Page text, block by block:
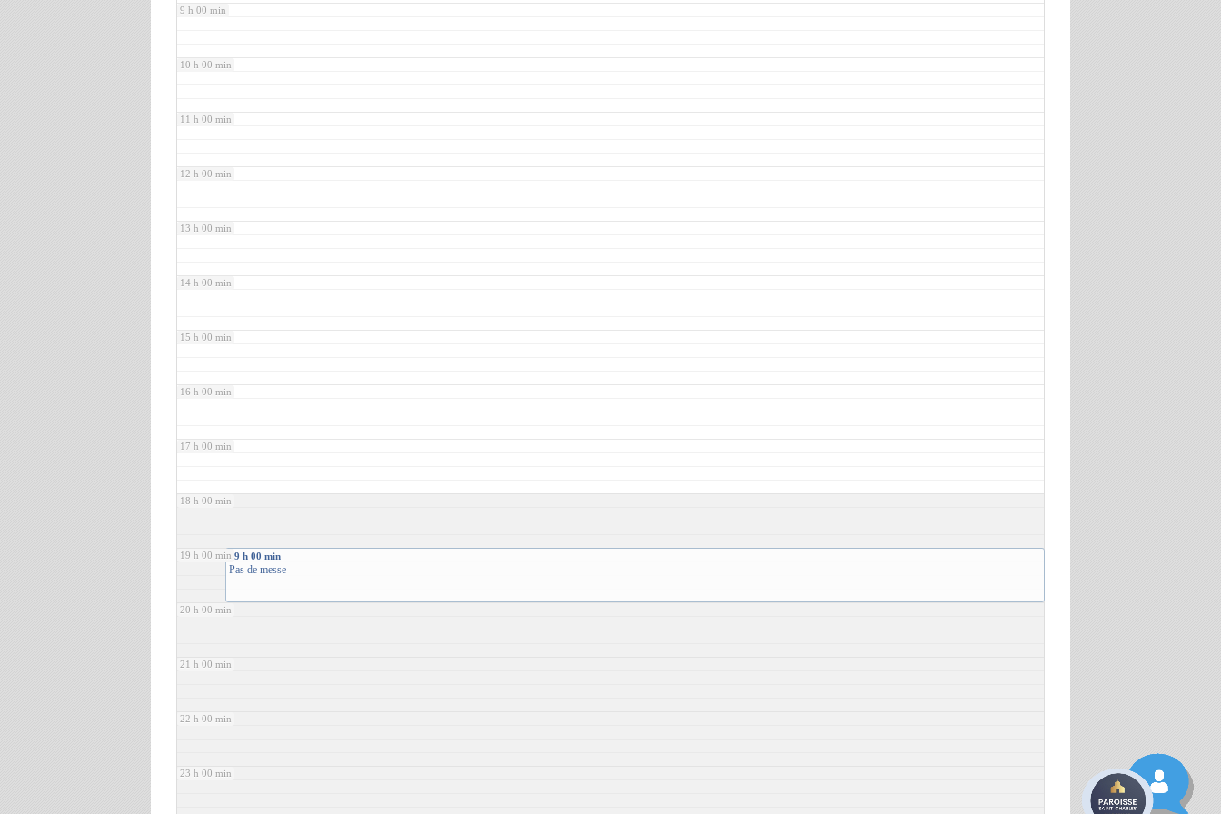
9 h 00 min
10 h 00 min
11 h 00 min
12 h 00 min
13 h 00 min
14 h 00 min
15 h 00 min
16 h 00 min
17 h 00 min
18 h 00 min
19 h 00 min
20 h 00 min
21 h 00 min
22 h 00 min
23 h 00 min
19 h 00 min
Pas de messe